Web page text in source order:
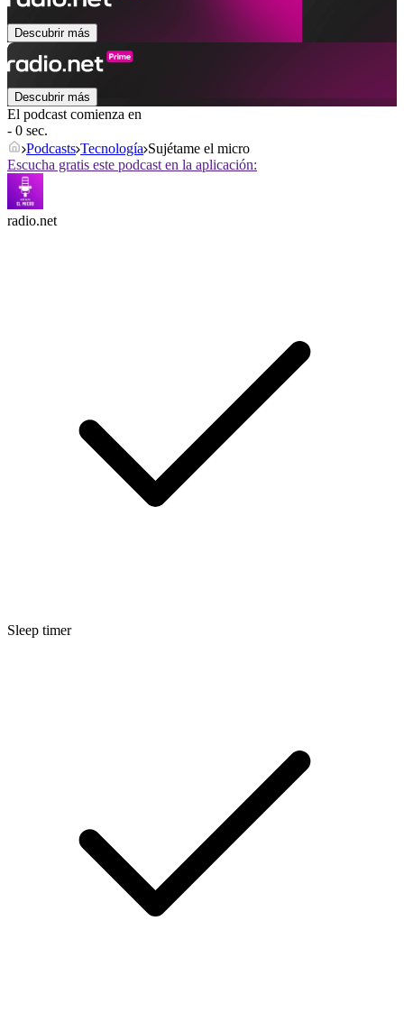
Descubrir más
Descubrir más
El podcast comienza en
- 0 sec.
Podcasts Tecnología Sujétame el micro
Escucha gratis este podcast en la aplicación:
radio.net
Sleep timer